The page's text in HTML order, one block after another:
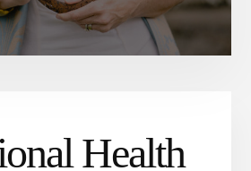
Health